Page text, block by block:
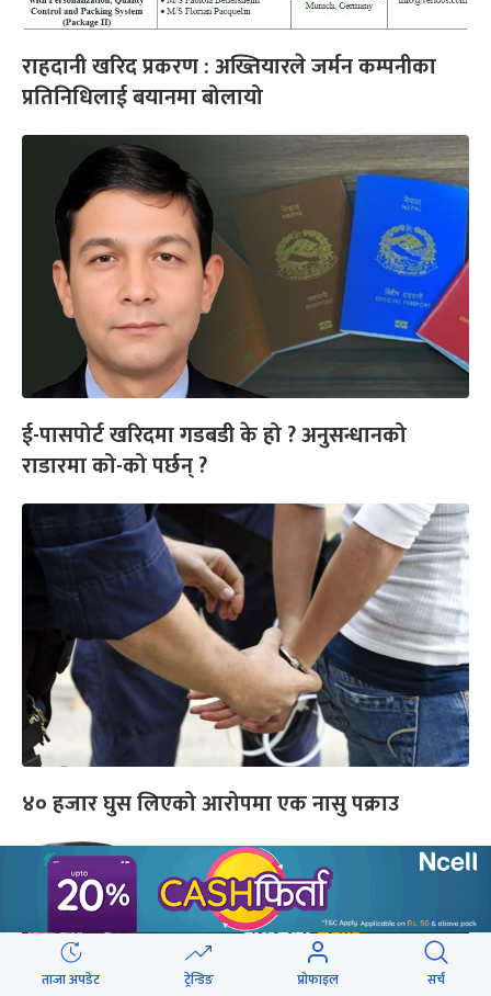
राहदानी खरिद प्रकरण : अख्तियारले जर्मन कम्पनीका
प्रतिनिधिलाई बयानमा बोलायो
ई-पासपोर्ट खरिदमा गडबडी के हो ? अनुसन्धानको
राडारमा को-को पर्छन् ?
४० हजार घुस लिएको आरोपमा एक नासु पक्राउ
ताजा अपडेट ट्रेन्डिङ प्रोफाइल सर्च